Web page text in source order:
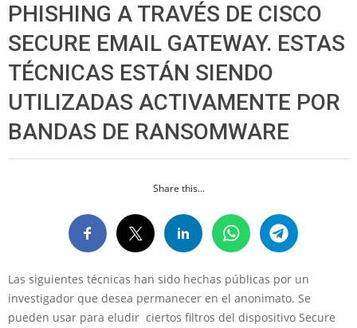
PHISHING A TRAVÉS DE CISCO
SECURE EMAIL GATEWAY. ESTAS
TÉCNICAS ESTÁN SIENDO
UTILIZADAS ACTIVAMENTE POR
BANDAS DE RANSOMWARE
Share this...
Las siguientes técnicas han sido hechas públicas por un
investigador que desea permanecer en el anonimato. Se
pueden usar para eludir ciertos filtros del dispositivo Secure